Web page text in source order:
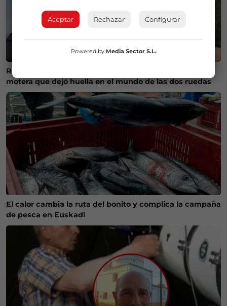
Ráfagas al cielo para Gorane, el último adiós a una
motera que dejó huella en el mundo de las dos ruedas
El calor cambia la ruta del bonito y complica la campaña
de pesca en Euskadi
Aceptar Rechazar Configurar
Powered by Media Sector S.L.